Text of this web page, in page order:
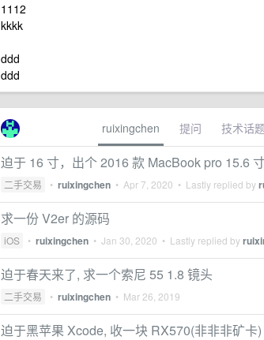
1112
kkkk
ddd
ddd
ruixingchen 提问 技术话
迫于 16 寸，出个 2016 款 MacBook pro 15.6
二手交易 • ruixingchen • Apr 7, 2020 • Lastly replied by
求一份 V2er 的源码
iOS • ruixingchen • Jan 30, 2020 • Lastly replied by
迫于春天来了, 求一个索尼 55 1.8 镜头
二手交易 • ruixingchen • Mar 26, 2019
迫于黑苹果 Xcode, 收一块 RX570(非非非矿卡)